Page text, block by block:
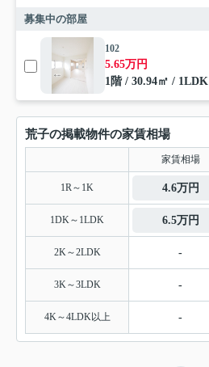
募集中の部屋
102
5.65万円
1階 / 30.94㎡ / 1LDK
荒子の掲載物件の家賃相場
家賃相場
1R～1K 4.6万円
1DK～1LDK 6.5万円
2K～2LDK -
3K～3LDK -
4K～4LDK以上 -